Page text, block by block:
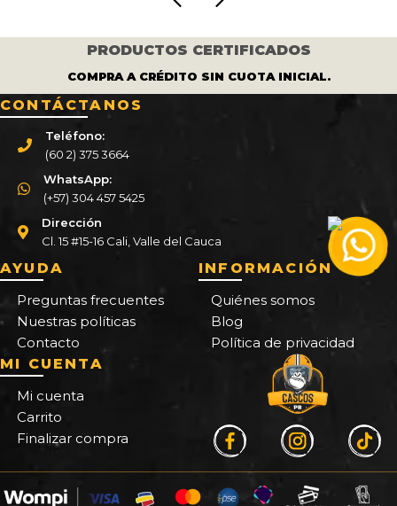
PRODUCTOS CERTIFICADOS
COMPRA A CRÉDITO SIN CUOTA INICIAL.
CONTÁCTANOS
Teléfono:
(60 2) 375 3664
WhatsApp:
(+57) 304 457 5425
Dirección
Cl. 15 #15-16 Cali, Valle del Cauca
AYUDA
Preguntas frecuentes
Nuestras políticas
Contacto
INFORMACIÓN
Quiénes somos
Blog
Política de privacidad
MI CUENTA
Mi cuenta
Carrito
Finalizar compra